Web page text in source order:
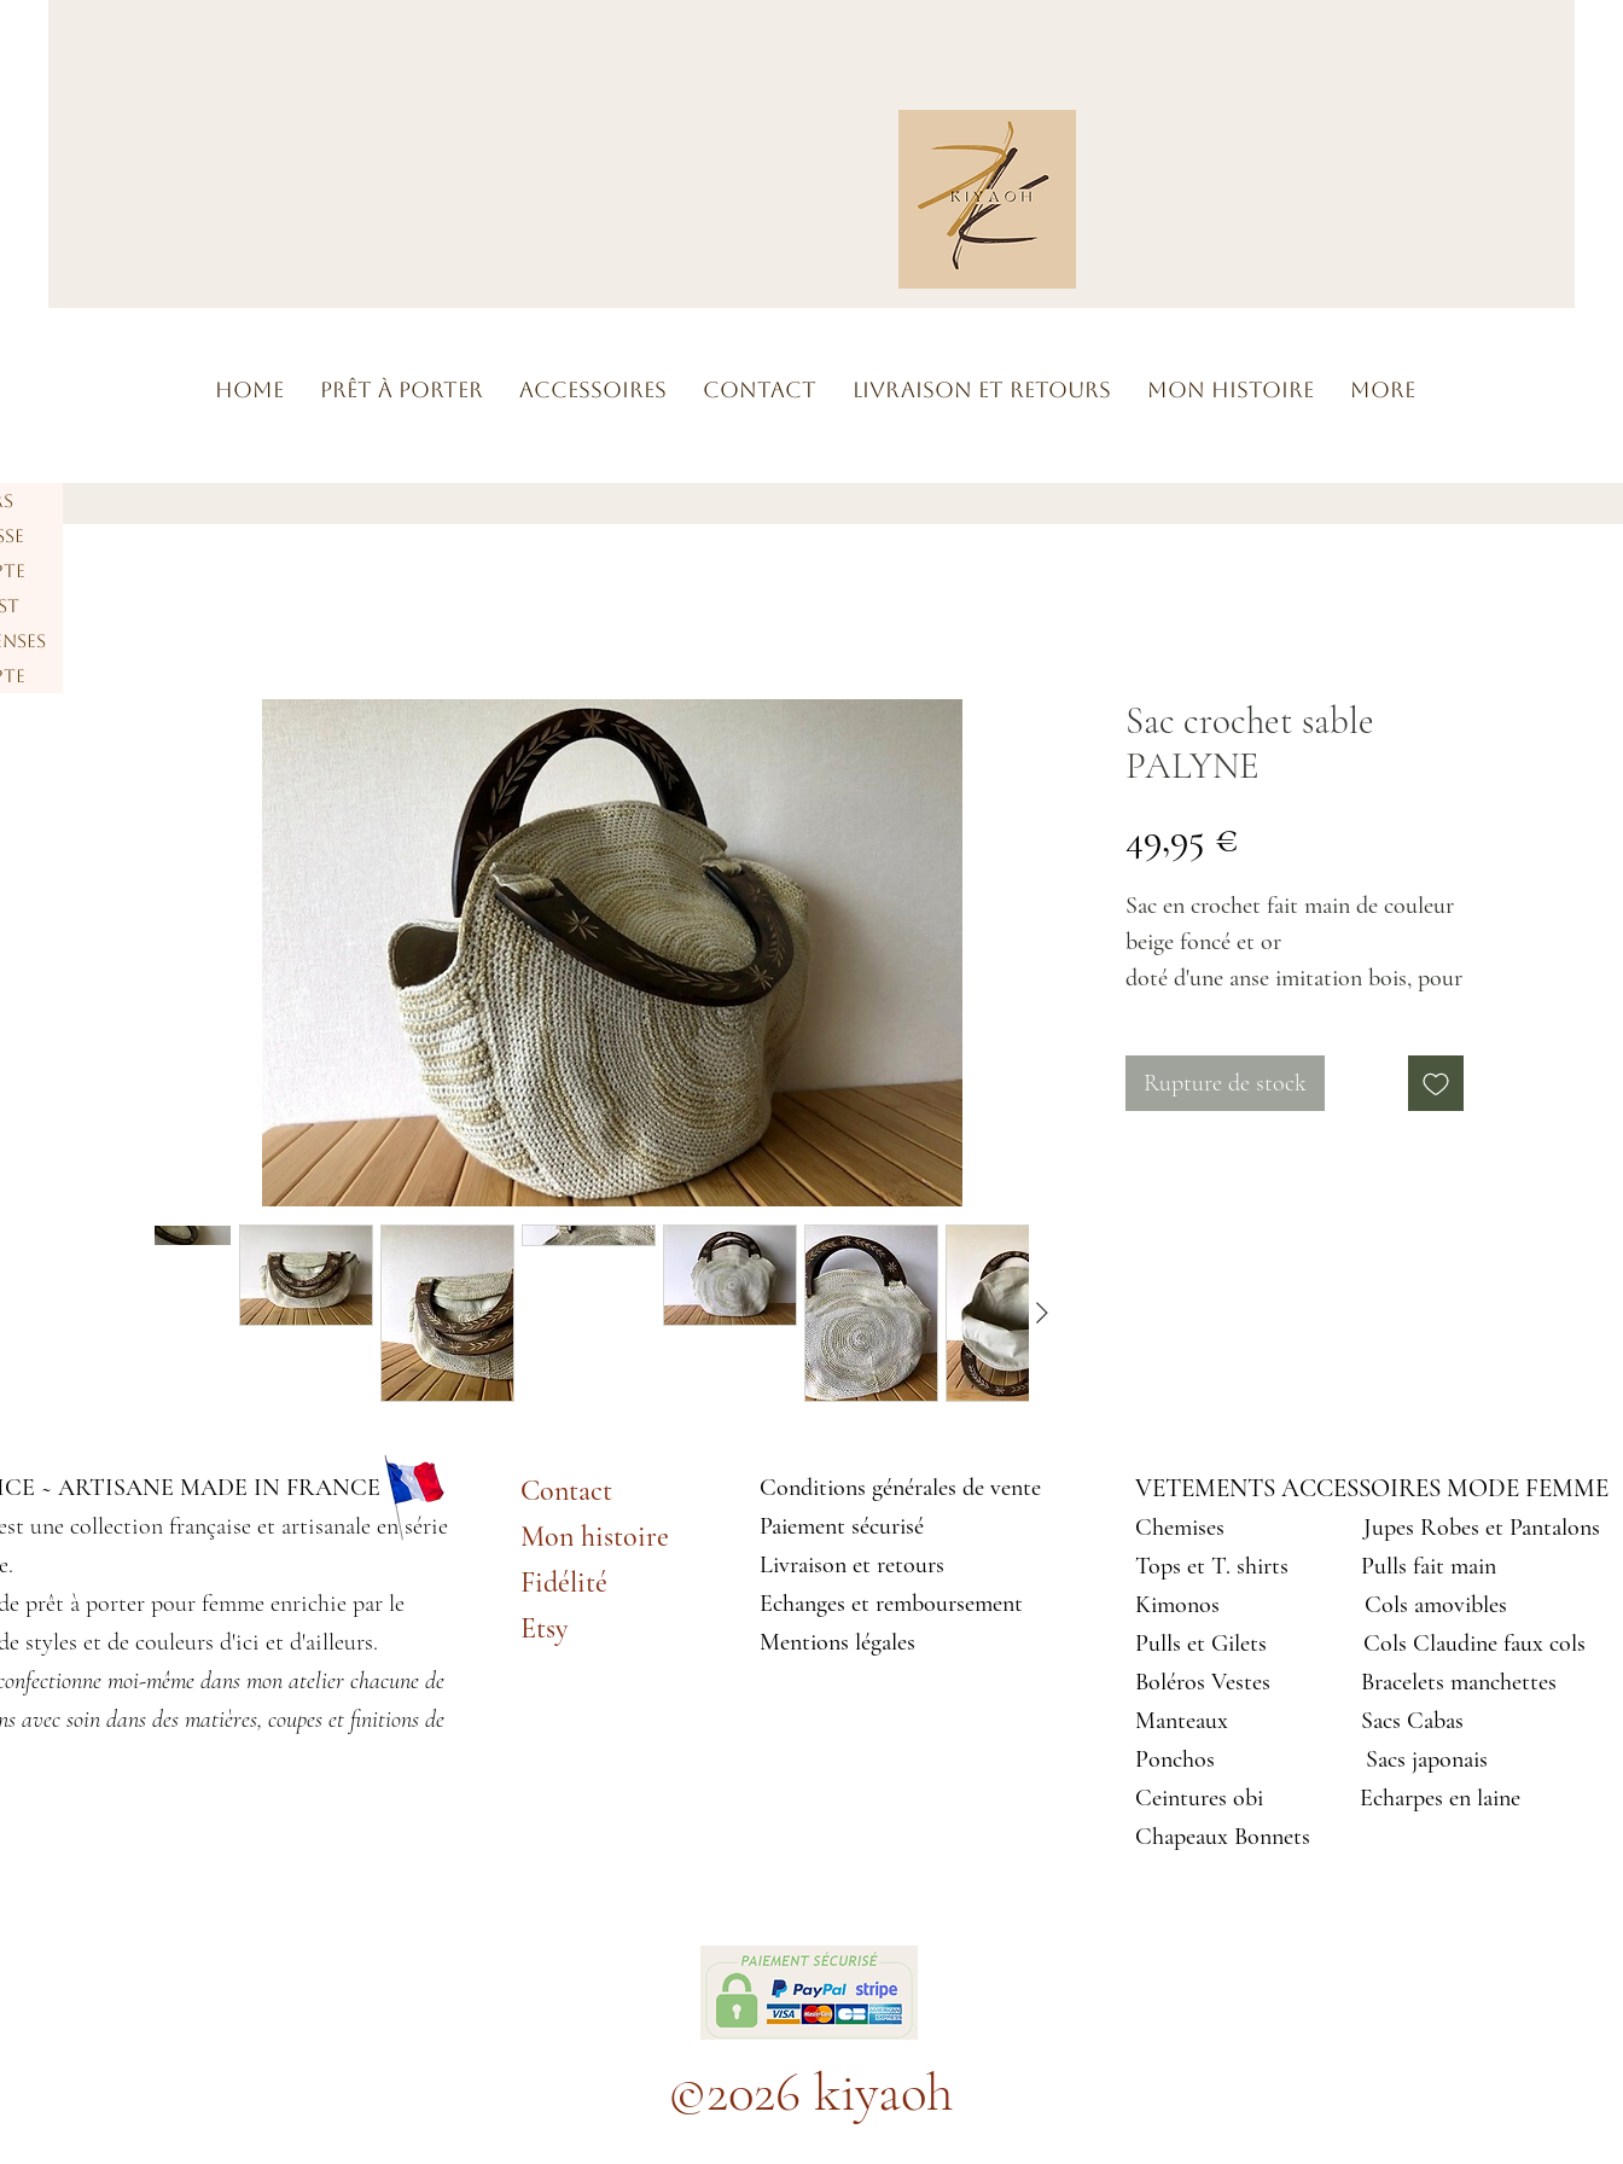
Home Prêt à porter Accessoires Contact Livraison et retours Mon histoire More
Sac crochet sable
PALYNE
49,95 €
Sac en crochet fait main de couleur
beige foncé et or
doté d'une anse imitation bois, pour
Sac de forme rond est doublé avec
une poche intérieur
Rupture de stock
~ ARTISANE MADE IN FRANCE
une collection française et artisanale en série
prêt à porter pour femme enrichie par le
styles et de couleurs d'ici et d'ailleurs.
moi-même dans mon atelier chacune de
avec soin dans des matières, coupes et finitions de
Contact
Mon histoire
Fidélité
Etsy
Conditions générales de vente
Paiement sécurisé
Livraison et retours
Echanges et remboursement
Mentions légales
VETEMENTS ACCESSOIRES MODE FEMME
Chemises
Jupes Robes et Pantalons
Tops et T. shirts
Pulls fait main
Kimonos
Cols amovibles
Pulls et Gilets
Cols Claudine faux cols
Boléros Vestes
Bracelets manchettes
Manteaux
Sacs Cabas
Ponchos
Sacs japonais
Ceintures obi
Echarpes en laine
Chapeaux Bonnets
©2026 kiyaoh